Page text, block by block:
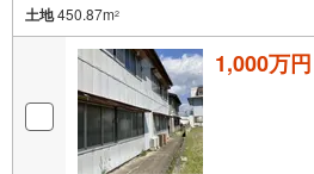
土地450.87m2
1,000万円